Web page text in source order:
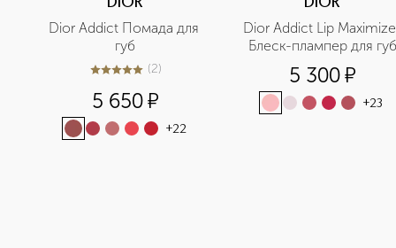
Dior Addict Помада для
губ
5из 52 (2)
5 650¤
+22
Dior Addict Lip
Блеск-плампер для губ
5 300¤
+23